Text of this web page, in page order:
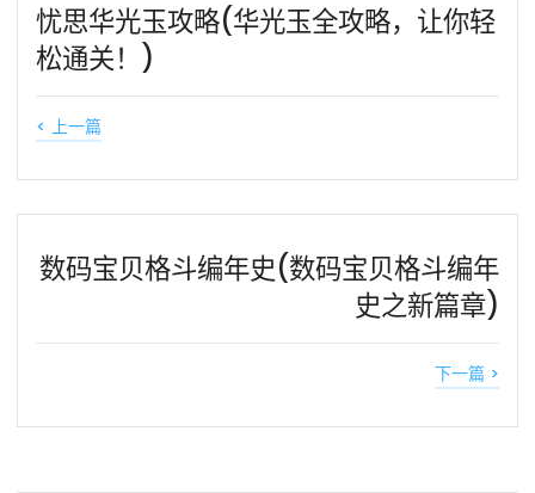
忧思华光玉攻略(华光玉全攻略，让你轻
松通关！)
< 上一篇
数码宝贝格斗编年史(数码宝贝格斗编年
史之新篇章)
下一篇 >